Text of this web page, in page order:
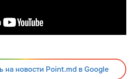
на новости Point.md в Google